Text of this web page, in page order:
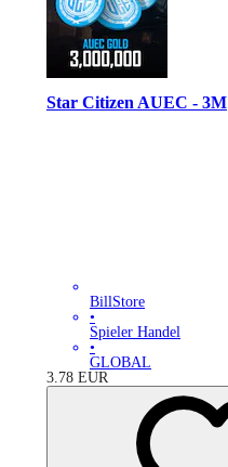
Star Citizen AUEC - 3M
BillStore
•
Spieler Handel
•
GLOBAL
3.78 EUR